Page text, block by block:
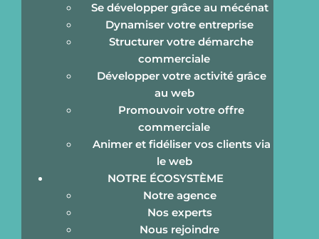
Se développer grâce au mécénat
Dynamiser votre entreprise
Structurer votre démarche
commerciale
Développer votre activité grâce
au web
Promouvoir votre offre
commerciale
Animer et fidéliser vos clients via
le web
NOTRE ÉCOSYSTÈME
Notre agence
Nos experts
Nous rejoindre
Voyage au cœur des marques, ou
comment les « univers d’expériences »
peuvent accélérer le business…